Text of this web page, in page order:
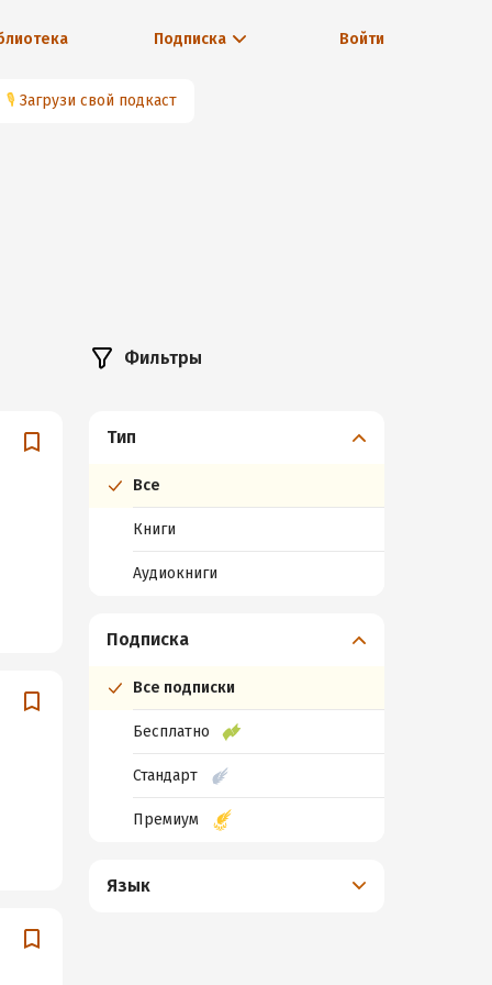
Подписка Войти
🎙 Загрузи свой подкаст
Фильтры
Тип
Все
Книги
Аудиокниги
Подписка
Все подписки
Бесплатно
Стандарт
Премиум
Язык